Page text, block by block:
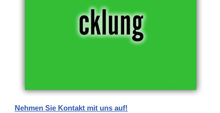
Nehmen Sie Kontakt mit uns auf!